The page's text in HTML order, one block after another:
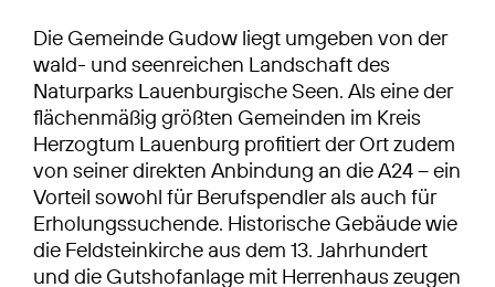
Die Gemeinde Gudow liegt umgeben von der
wald- und seenreichen Landschaft des
Naturparks Lauenburgische Seen. Als eine der
flächenmäßig größten Gemeinden im Kreis
Herzogtum Lauenburg profitiert der Ort zudem
von seiner direkten Anbindung an die A24 – ein
Vorteil sowohl für Berufspendler als auch für
Erholungssuchende. Historische Gebäude wie
die Feldsteinkirche aus dem 13. Jahrhundert
und die Gutshofanlage mit Herrenhaus zeugen